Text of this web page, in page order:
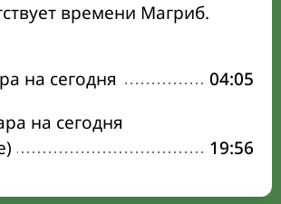
времени Магриб.
на сегодня
04:05
на сегодня
19:56